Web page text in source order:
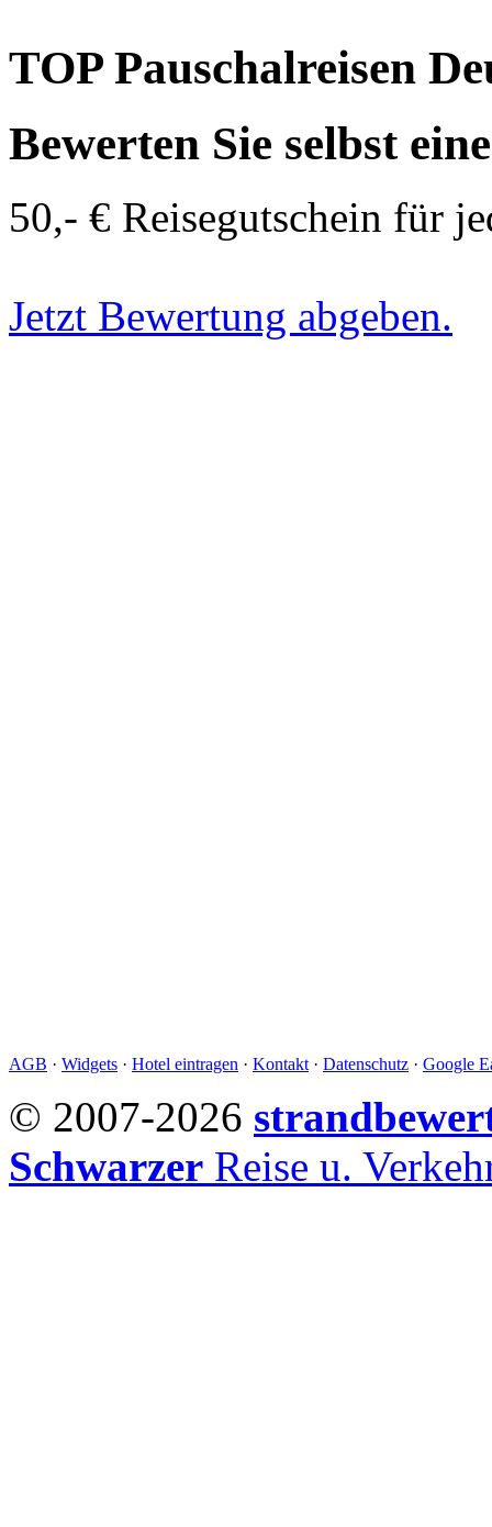
TOP Pauschalreisen
Bewerten Sie selbst
50,- € Reisegutschein für
Jetzt Bewertung abgeben.
AGB · Widgets · Hotel eintragen · Kontakt · Datenschutz · Google
© 2007-2026
Schwarzer Reise u.